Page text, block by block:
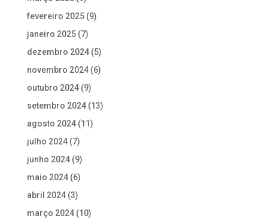
fevereiro 2025(9)
janeiro 2025(7)
dezembro 2024(5)
novembro 2024(6)
outubro 2024(9)
setembro 2024(13)
agosto 2024(11)
julho 2024(7)
junho 2024(9)
maio 2024(6)
abril 2024(3)
março 2024(10)